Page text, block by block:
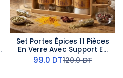
Set Portes Épices 11 Pièces
En Verre Avec Support En
Bois
99.0 DT120.0DT